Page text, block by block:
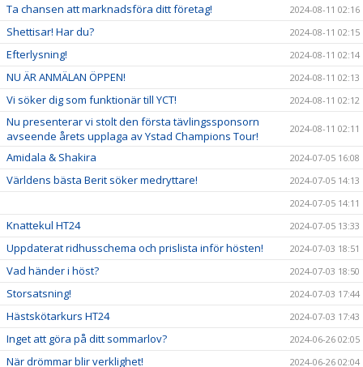
Ta chansen att marknadsföra ditt företag! 2024-08-11 02:16
Shettisar! Har du? 2024-08-11 02:15
Efterlysning! 2024-08-11 02:14
NU ÄR ANMÄLAN ÖPPEN! 2024-08-11 02:13
Vi söker dig som funktionär till YCT! 2024-08-11 02:12
Nu presenterar vi stolt den första tävlingssponsorn
avseende årets upplaga av Ystad Champions Tour!
2024-08-11 02:11
Amidala & Shakira 2024-07-05 16:08
Världens bästa Berit söker medryttare!
2024-07-05 14:13
2024-07-05 14:11
Knattekul HT24 2024-07-05 13:33
Uppdaterat ridhusschema och prislista inför hösten! 2024-07-03 18:51
Vad händer i höst? 2024-07-03 18:50
Storsatsning! 2024-07-03 17:44
Hästskötarkurs HT24 2024-07-03 17:43
Inget att göra på ditt sommarlov? 2024-06-26 02:05
När drömmar blir verklighet! 2024-06-26 02:04